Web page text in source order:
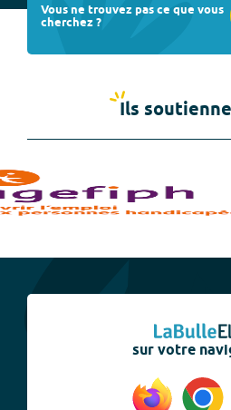
Vous ne trouvez pas ce que vous
cherchez ?
Ils
sur votre